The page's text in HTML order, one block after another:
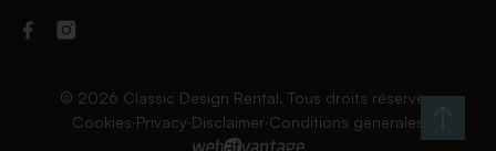
Facebook
Rental
Instagram
Rental
© 2026 Classic Design Rental. Tous droits réservés.
Cookies∙Privacy∙Disclaimer∙Conditions générales